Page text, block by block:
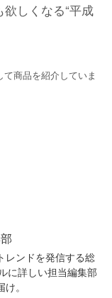
しくなる“平成
商品を紹介していま
レンドを発信する総
に詳しい担当編集部
。